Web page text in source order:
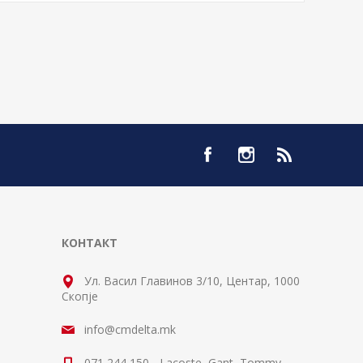
КОНТАКТ
Ул. Васил Главинов 3/10, Центар, 1000
Скопје
info@cmdelta.mk